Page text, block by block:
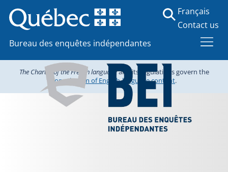
Bureau des enquêtes indépendantes
Français
Contact us
The Charter of the French languageand its regulations govern the
consultation of English-language content.